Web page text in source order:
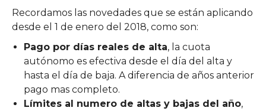
Recordamos las novedades que se están aplicando
desde el 1 de enero del 2018, como son:
Pago por días reales de alta, la cuota
autónomo es efectiva desde el día del alta y
hasta el día de baja. A diferencia de años anterior
pago mas completo.
Límites al numero de altas y bajas del año,